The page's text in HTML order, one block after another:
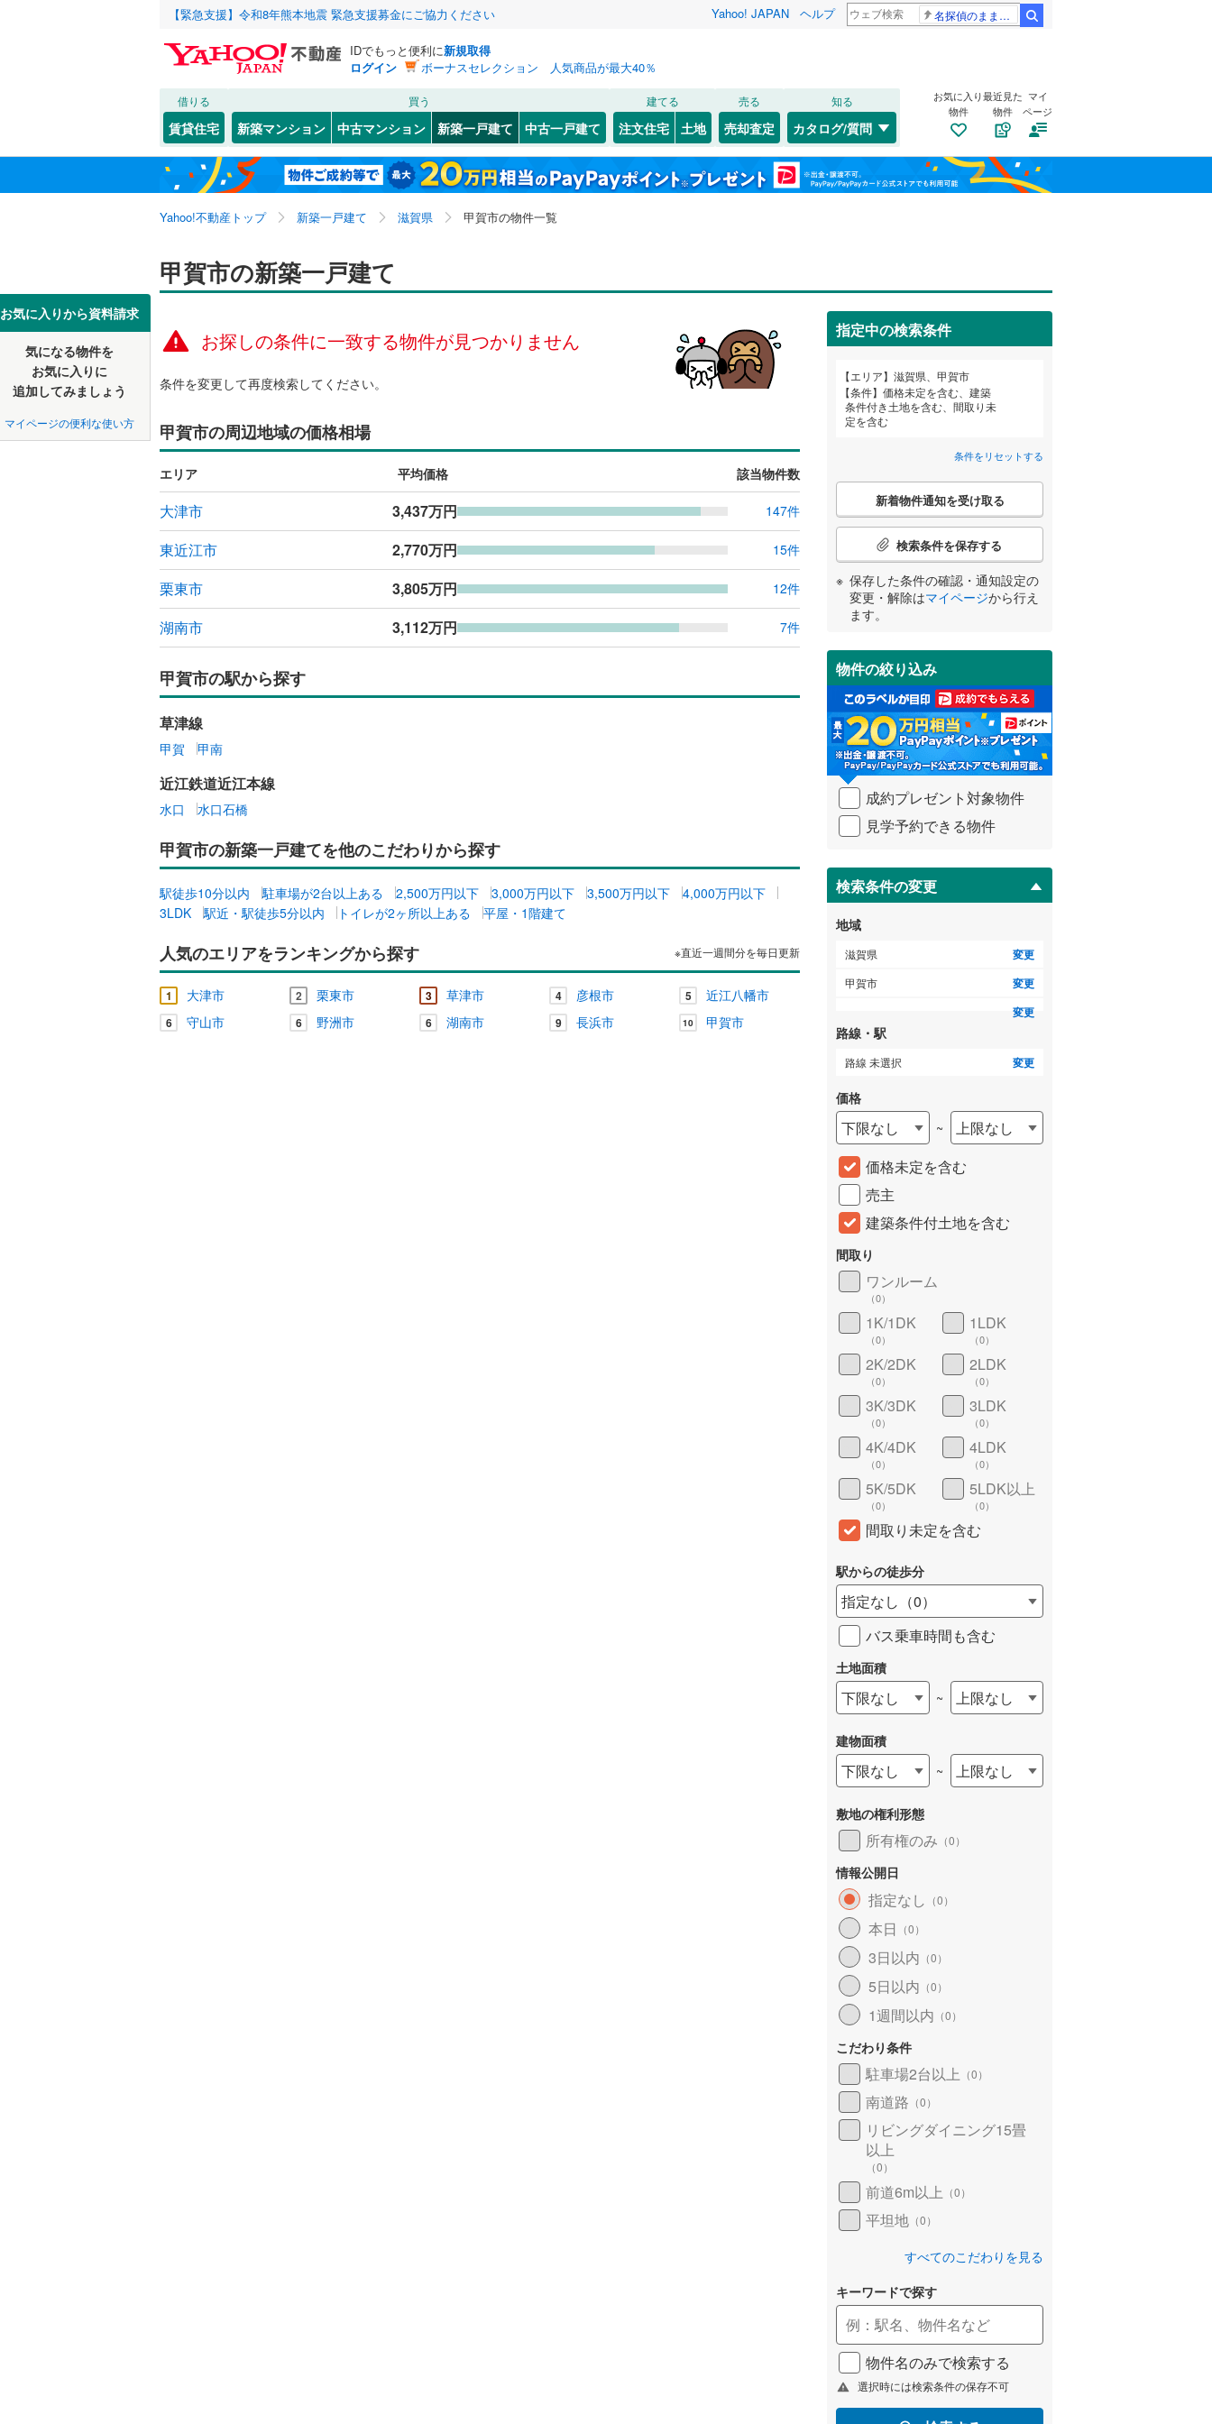
【緊急支援】令和8年熊本地震 緊急支援募金にご協力ください Yahoo! JAPAN ヘルプ 名探偵のままでいて ナイナイ
IDでもっと便利に新規取得
ログイン
ボーナスセレクション 人気商品が最大40％
借りる
賃貸住宅
買う
新築マンション 中古マンション 新築一戸建て 中古一戸建て
建てる
注文住宅 土地
売る
売却査定
知る
カタログ/質問
お気に入り
物件
最近見た
物件
マイ
ページ
Yahoo!不動産トップ 新築一戸建て 滋賀県 甲賀市の物件一覧
お気に入りから資料請求
気になる物件を
お気に入りに
追加してみましょう
マイページの便利な使い方
甲賀市の新築一戸建て
お探しの条件に一致する物件が見つかりません
条件を変更して再度検索してください。
甲賀市の周辺地域の価格相場
エリア 平均価格 該当物件数
大津市 3,437万円 147件
東近江市 2,770万円 15件
栗東市 3,805万円 12件
湖南市 3,112万円 7件
甲賀市の駅から探す
草津線
甲賀 甲南
近江鉄道近江本線
水口 水口石橋
甲賀市の新築一戸建てを他のこだわりから探す
駅徒歩10分以内 駐車場が2台以上ある 2,500万円以下 3,000万円以下 3,500万円以下
4,000万円以下
3LDK
駅近・駅徒歩5分以内 トイレが2ヶ所以上ある 平屋・1階建て
人気のエリアをランキングから探す ※直近一週間分を毎日更新
1 大津市 2 栗東市 3 草津市 4 彦根市 5 近江八幡市
6 守山市 6 野洲市 6 湖南市 9 長浜市 10 甲賀市
指定中の検索条件
エリア
滋賀県、甲賀市
条件
価格未定を含む、建築
条件付き土地を含む、間取り未
定を含む
条件をリセットする
こ
検
条
件
受
け
取
る
・
条
件
を
イ
ペ
ジ
に
保
存
す
る
新着物件通知を受け取る
検索条件を保存する
保存した条件の確認・通知設定の
変更・解除はマイページから行え
ます。
物件の絞り込み
成約プレゼント対象物件
見学予約できる物件
検索条件の変更
地域
滋賀県 変更
甲賀市
変更
変更
路線・駅
路線 未選択 変更
価格
下限なし ~
上限なし
価格未定を含む
売主
建築条件付土地を含む
間取り
ワンルーム
（0）
1K/1DK
（0）
1LDK
（0）
2K/2DK
（0）
2LDK
（0）
3K/3DK
（0）
3LDK
（0）
4K/4DK
（0）
4LDK
（0）
5K/5DK
（0）
5LDK以上
（0）
間取り未定を含む
駅からの徒歩分
指定なし （0）
バス乗車時間も含む
土地面積
下限なし ~ 上限なし
建物面積
下限なし ~ 上限なし
敷地の権利形態
所有権のみ （0）
情報公開日
指定なし （0）
本日 （0）
3日以内 （0）
5日以内 （0）
1週間以内 （0）
こだわり条件
駐車場2台以上 （0）
南道路 （0）
リビングダイニング15畳
以上
（0）
前道6m以上 （0）
平坦地 （0）
すべてのこだわりを見る
キーワードで探す
物件名のみで検索する
選択時には検索条件の保存不可
北海道 北海道
東北 青森 岩手 宮城 秋田 山形 福島
関東 東京 神奈川 埼玉
信越・北陸 新潟
奈良
四国 徳島 香川 愛媛 高知
佐賀 長崎 熊本 鹿児島 沖縄
この条件で検索する 市区町村を選択する 条件をリセットする
大津市(147) 彦根市(17) 長浜市(16)
近江八幡市(12) 草津市(43) 守山市(16)
栗東市
12)
湖南市(7
米原市(1) 蒲生郡日野町(0) 蒲生郡竜王町(0)
愛知郡愛荘町( (0 犬上郡甲良町(0)
この条件で検索する 市区町村以下を選択する 条件をリセットする
甲賀町大原市場(1) 甲南町葛木(1) 水口町新城(2)
水口町八坂(2)
この条件で検索する 条件をリセットする
JR 東海道本線（JR東海）(0) 東海道本線（JR西日本）(0) 北陸本線(0
湖西線(0) 草津線(0) 東海道新幹線
私鉄・その他 近江鉄道近江本線(0) 近江鉄道多賀線(0) 近江鉄道八日市線(0)
この条件で検索する 駅を選択する 条件をリセットする
この条件で検索する 条件をリセットする
こだわり条件 設備
床暖房（0） オール電化（0） トイレ２か所（0）
駐車場2台以上（0） ビルトインガレージ（0） 太陽光発電システム（0）
ＴＶモニタ付インターホン
配置、向き、建ち方、日当たり
前道6m以上 （ ） 南道路（0）
リビングダイニング15畳以上
構造・規模・施工・品質・工法関連
耐震、免震、制震構造
（0）
設計住宅性能評価付き
（0）
住宅性能評価付き（0）
長期優良住宅（0）
大規模（総区画数50戸以上）
（0）
小学校まで1km以内（0）
間取り変更可能 （
）
3階建て以上（0）
サービスルーム（納戸）
キッチン
独立型キッチン
浴室
浴室乾燥機あり （0）
詳しく見る
この条件で検索する 条件をリセットする
検索条件を保存しました
この検索条件の新着物件通知は、 マイページから設定できます。
滋賀県、甲賀市、価格未定を含む、建築条件付き土地を
含む、間取り未定を含む
マイページ